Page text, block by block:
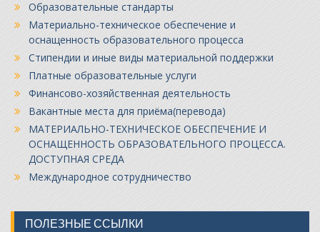
Образовательные стандарты
Материально-техническое обеспечение и
оснащенность образовательного процесса
Стипендии и иные виды материальной поддержки
Платные образовательные услуги
Финансово-хозяйственная деятельность
Вакантные места для приёма(перевода)
МАТЕРИАЛЬНО-ТЕХНИЧЕСКОЕ ОБЕСПЕЧЕНИЕ И
ОСНАЩЕННОСТЬ ОБРАЗОВАТЕЛЬНОГО ПРОЦЕССА.
ДОСТУПНАЯ СРЕДА
Международное сотрудничество
ПОЛЕЗНЫЕ ССЫЛКИ